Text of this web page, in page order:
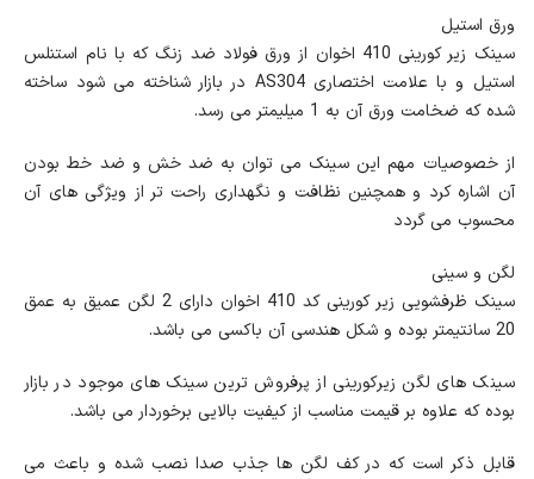
ورق استیل
سینک زیر کورینی 410 اخوان از ورق فولاد ضد زنگ که با نام استنلس
استیل و با علامت اختصاری AS304 در بازار شناخته می شود ساخته
شده که ضخامت ورق آن به 1 میلیمتر می رسد.
از خصوصیات مهم این سینک می توان به ضد خش و ضد خط بودن
آن اشاره کرد و همچنین نظافت و نگهداری راحت تر از ویژگی های آن
محسوب می گردد
لگن و سینی
سینک ظرفشویی زیر کورینی کد 410 اخوان دارای 2 لگن عمیق به عمق
20 سانتیمتر بوده و شکل هندسی آن باکسی می باشد.
سینک های لگن زیرکورینی از پرفروش ترین سینک های موجود در بازار
بوده که علاوه بر قیمت مناسب از کیفیت بالایی برخوردار می باشد.
قابل ذکر است که در کف لگن ها جذب صدا نصب شده و باعث می